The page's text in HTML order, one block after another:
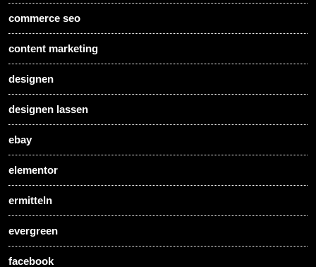
commerce seo
content marketing
designen
designen lassen
ebay
elementor
ermitteln
evergreen
facebook